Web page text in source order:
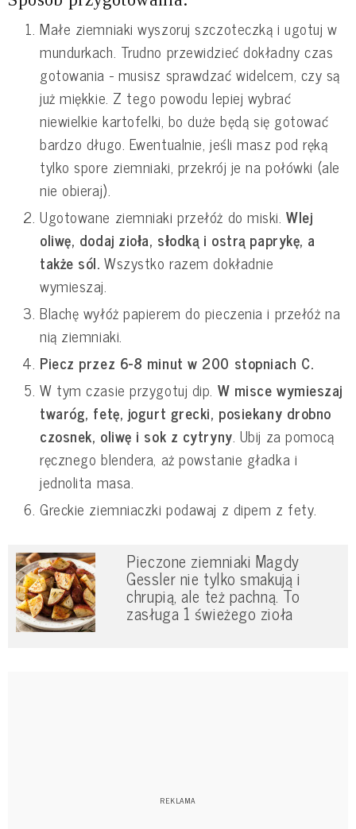
Małe ziemniaki wyszoruj szczoteczką i ugotuj w
mundurkach. Trudno przewidzieć dokładny czas
gotowania - musisz sprawdzać widelcem, czy są
już miękkie. Z tego powodu lepiej wybrać
niewielkie kartofelki, bo duże będą się gotować
bardzo długo. Ewentualnie, jeśli masz pod ręką
tylko spore ziemniaki, przekrój je na połówki (ale
nie obieraj).
Ugotowane ziemniaki przełóż do miski.Wlej
oliwę, dodaj zioła, słodką i ostrą paprykę, a
także sól.Wszystko razem dokładnie
wymieszaj.
Blachę wyłóż papierem do pieczenia i przełóż na
nią ziemniaki.
Piecz przez 6-8 minut w 200 stopniach C.
W tym czasie przygotuj dip. W misce wymieszaj
twaróg, fetę, jogurt grecki, posiekany drobno
czosnek, oliwę i sok z cytryny. Ubij za pomocą
ręcznego blendera, aż powstanie gładka i
jednolita masa.
Greckie ziemniaczki podawaj z dipem z fety.
Pieczone ziemniaki Magdy
Gessler nie tylko smakują i
chrupią, ale też pachną. To
zasługa 1 świeżego zioła